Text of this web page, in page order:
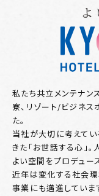
私たち共立メンテナン
寮、リゾート/ビジネ
た。
当社が大切に考えて
きた「お世話する心」
よい空間をプロデュー
近年は変化する社会環
事業にも邁進していま